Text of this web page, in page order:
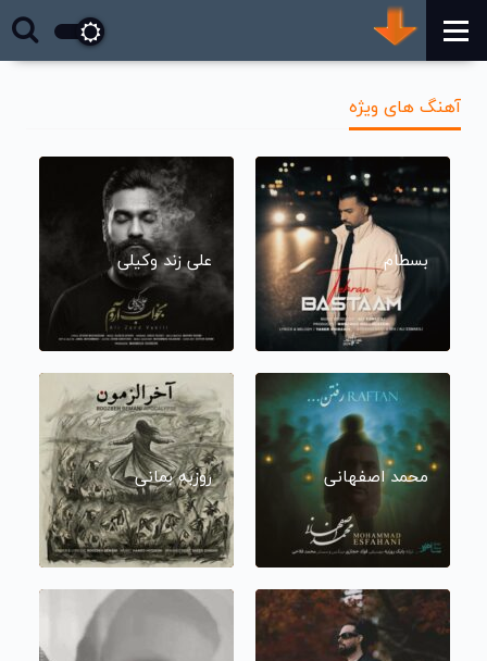
آهنگ های ویژه
بسطام علی زند وکیلی
محمد اصفهانی روزبه بمانی